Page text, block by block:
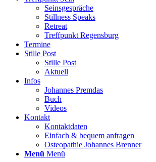
Seinsgespräche
Stillness Speaks
Retreat
Treffpunkt Regensburg
Termine
Stille Post
Stille Post
Aktuell
Infos
Johannes Premdas
Buch
Videos
Kontakt
Kontaktdaten
Einfach & bequem anfragen
Osteopathie Johannes Brenner
Menü Menü